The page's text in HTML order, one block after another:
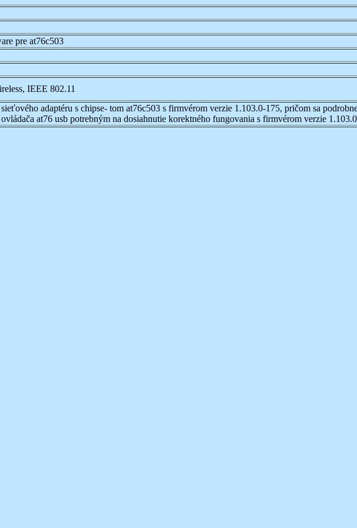
pre at76c503
IEEE 802.11
adaptéru s chipse- tom at76c503 s firmvérom verzie 1.103.0-175, pričom sa
at76 usb potrebným na dosiahnutie korektného fungovania s firmvérom verzie